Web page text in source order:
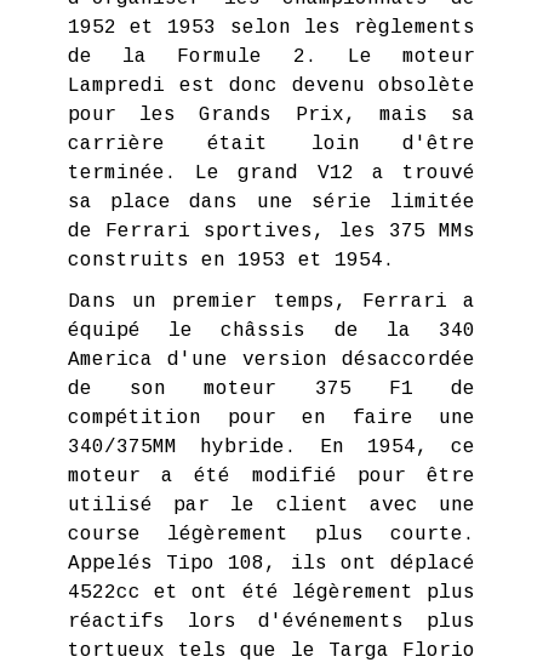
1952 et 1953 selon les règlements
de la Formule 2. Le moteur
Lampredi est donc devenu obsolète
pour les Grands Prix, mais sa
carrière était loin d'être
terminée. Le grand V12 a trouvé
sa place dans une série limitée
de Ferrari sportives, les 375 MMs
construits en 1953 et 1954.
Dans un premier temps, Ferrari a
équipé le châssis de la 340
America d'une version désaccordée
de son moteur 375 F1 de
compétition pour en faire une
340/375MM hybride. En 1954, ce
moteur a été modifié pour être
utilisé par le client avec une
course légèrement plus courte.
Appelés Tipo 108, ils ont déplacé
4522cc et ont été légèrement plus
réactifs lors d'événements plus
tortueux tels que le Targa Florio